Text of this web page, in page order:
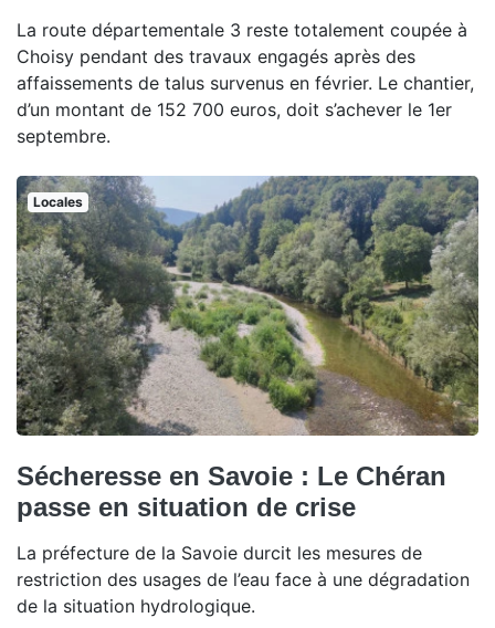
La route départementale 3 reste totalement coupée à
Choisy pendant des travaux engagés après des
affaissements de talus survenus en février. Le chantier,
d’un montant de 152 700 euros, doit s’achever le 1er
septembre.
Locales
Sécheresse en Savoie : Le Chéran
passe en situation de crise
La préfecture de la Savoie durcit les mesures de
restriction des usages de l’eau face à une dégradation
de la situation hydrologique.